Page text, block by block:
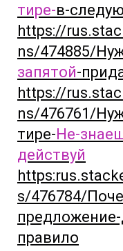
тире-в-
https://
ns/474885/
запятой-
https://
ns/476761/
тире-Не-
действуй
s/476784/
правило